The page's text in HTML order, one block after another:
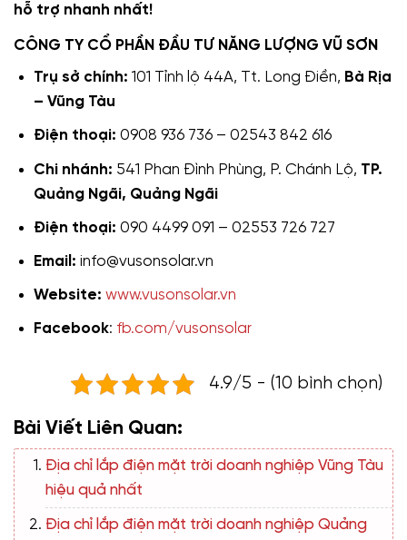
hỗ trợ nhanh nhất!
CÔNG TY CỔ PHẦN ĐẦU TƯ NĂNG LƯỢNG VŨ SƠN
Trụ sở chính: 101 Tỉnh lộ 44A, Tt. Long Điền, Bà Rịa
– Vũng Tàu
Điện thoại: 0908 936 736 – 02543 842 616
Chi nhánh: 541 Phan Đình Phùng, P. Chánh Lộ, TP.
Quảng Ngãi, Quảng Ngãi
Điện thoại: 090 4499 091 – 02553 726 727
Email: info@vusonsolar.vn
Website: www.vusonsolar.vn
Facebook: fb.com/vusonsolar
4.9/5 - (10 bình chọn)
Bài Viết Liên Quan:
Địa chỉ lắp điện mặt trời doanh nghiệp Vũng Tàu
hiệu quả nhất
Địa chỉ lắp điện mặt trời doanh nghiệp Quảng